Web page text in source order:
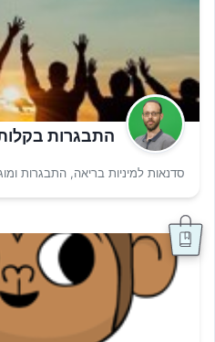
התבגרות
סדנאות למיניות בריאה, התבגרות